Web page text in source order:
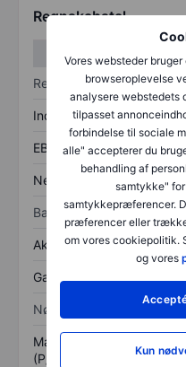
Vores websteder
browseroplevelse
analysere webstedets
tilpasset
forbindelse til sociale
alle" accepterer du
behandling af
samtykke"
samtykkepræferencer.
præferencer eller
om vores cookiepolitik.
og vores
Kun
Regnskabstal
Resultatopgørelse
Indtægter
EBITDA
Nettoresultat
Balance
Aktiver i alt
Gæld
Nøgletal
Markedsværdi/omsætning
(P/S)